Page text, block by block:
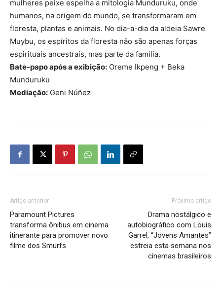
mulheres peixe espelha a mitologia Munduruku, onde
humanos, na origem do mundo, se transformaram em
floresta, plantas e animais. No dia-a-dia da aldeia Sawre
Muybu, os espíritos da floresta não são apenas forças
espirituais ancestrais, mas parte da família.
Bate-papo após a exibição: Oreme Ikpeng + Beka
Munduruku
Mediação: Geni Núñez
Artigo anterior
Paramount Pictures
transforma ônibus em cinema
itinerante para promover novo
filme dos Smurfs
Próximo artigo
Drama nostálgico e
autobiográfico com Louis
Garrel, “Jovens Amantes”
estreia esta semana nos
cinemas brasileiros